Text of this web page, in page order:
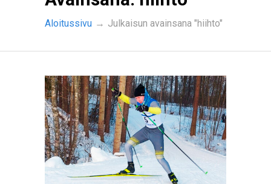
Aloitussivu → Julkaisun avainsana "hiihto"